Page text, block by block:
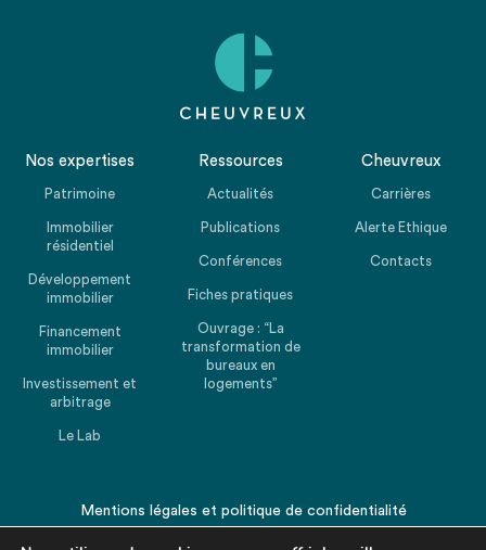
Nos expertises
Patrimoine
Immobilier
résidentiel
Développement
immobilier
Financement
immobilier
Investissement et
arbitrage
Le Lab
Ressources
Actualités
Publications
Conférences
Fiches pratiques
Ouvrage : “La
transformation de
bureaux en
logements”
Cheuvreux
Carrières
Alerte Ethique
Contacts
Mentions légales et politique de confidentialité